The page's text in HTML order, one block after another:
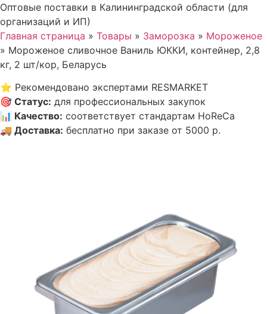
Оптовые поставки в Калининградской области (для
организаций и ИП)
Главная страница » Товары » Заморозка » Мороженое
» Мороженое сливочное Ваниль ЮККИ, контейнер, 2,8
кг, 2 шт/кор, Беларусь
⭐ Рекомендовано экспертами RESMARKET
🎯 Статус: для профессиональных закупок
📊 Качество: соответствует стандартам HoReCa
🚚 Доставка: бесплатно при заказе от 5000 р.